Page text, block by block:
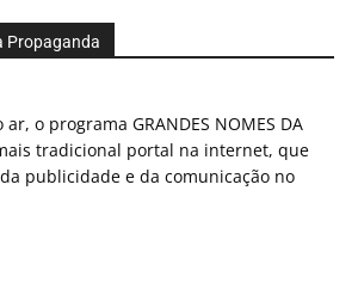
Propaganda
o programa GRANDES NOMES DA
mais tradicional portal na internet, que
publicidade e da comunicação no